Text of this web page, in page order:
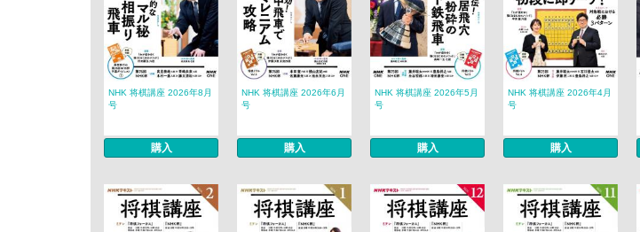
NHK 将棋講座 2026年8月
号
購入
NHK 将棋講座 2026年6月
号
購入
NHK 将棋講座 2026年5月
号
購入
NHK 将棋講座 2026年4月
号
購入